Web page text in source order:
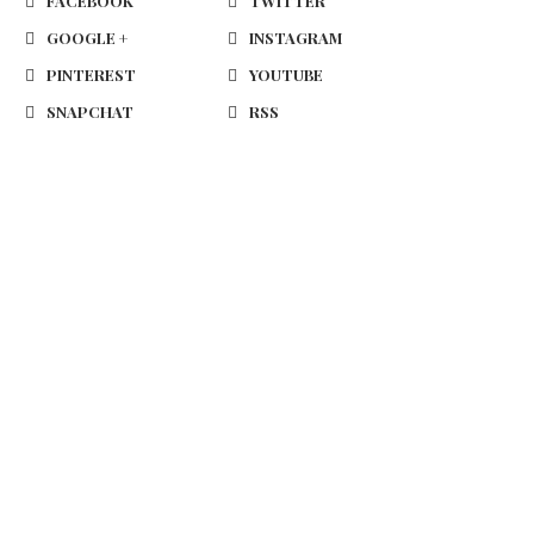
GOOGLE +
INSTAGRAM
PINTEREST
YOUTUBE
SNAPCHAT
RSS